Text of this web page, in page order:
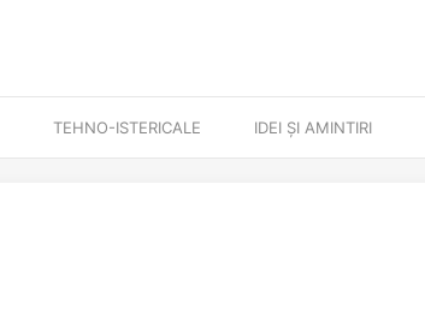
TEHNO-ISTERICALE IDEI ȘI AMINTIRI